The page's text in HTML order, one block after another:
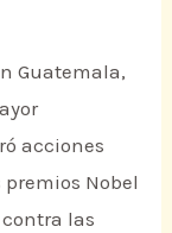
Guatemala,
acciones
Nobel
las